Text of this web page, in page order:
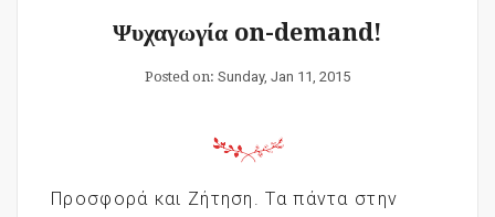
Ψυχαγωγία on-demand!
Posted on: Sunday, Jan 11, 2015
Προσφορά και Ζήτηση. Τα πάντα στην